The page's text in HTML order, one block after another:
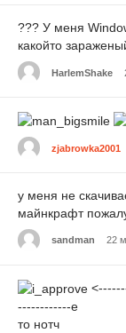
??? У меня
какойто
HarlemShake
zjabrowka2001
у меня не
майнкрафт
sandman 22
------------е
то нотч